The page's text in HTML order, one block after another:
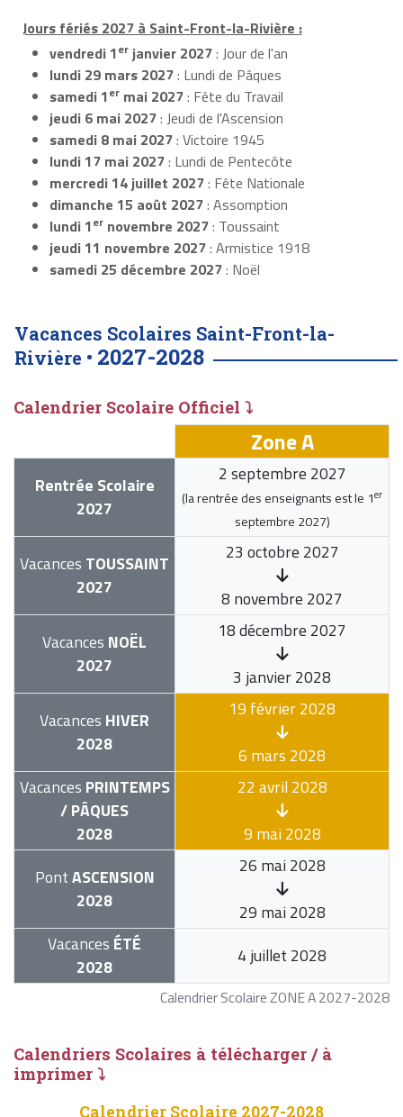
Jours fériés 2027 à Saint-Front-la-Rivière :
vendredi 1er janvier 2027: Jour de l'an
lundi 29 mars 2027: Lundi de Pâques
samedi 1er mai 2027: Fête du Travail
jeudi 6 mai 2027: Jeudi de l'Ascension
samedi 8 mai 2027: Victoire 1945
lundi 17 mai 2027: Lundi de Pentecôte
mercredi 14 juillet 2027: Fête Nationale
dimanche 15 août 2027: Assomption
lundi 1er novembre 2027: Toussaint
jeudi 11 novembre 2027: Armistice 1918
samedi 25 décembre 2027: Noël
Vacances Scolaires Saint-Front-la-
Rivière • 2027-2028
Calendrier Scolaire Officiel ⤵
Calendrier Scolaire ZONE A 2027-2028
Zone A
Rentrée Scolaire
2027
2 septembre 2027
(la rentrée des enseignants est le 1er
septembre 2027)
Vacances TOUSSAINT
2027
23 octobre 2027
8 novembre 2027
Vacances NOËL
2027
18 décembre 2027
3 janvier 2028
Vacances HIVER
2028
19 février 2028
6 mars 2028
Vacances PRINTEMPS
/ PÂQUES
2028
22 avril 2028
9 mai 2028
PontASCENSION
2028
26 mai 2028
29 mai 2028
Vacances ÉTÉ
2028
4 juillet 2028
Calendriers Scolaires à télécharger / à
imprimer ⤵
Calendrier Scolaire 2027-2028